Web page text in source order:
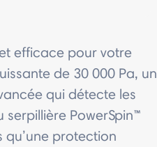
efficace pour votre
de 30 000 Pa, un
qui détecte les
serpillière PowerSpin™
qu’une protection